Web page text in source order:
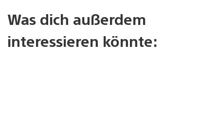
Was dich außerdem
interessieren könnte: